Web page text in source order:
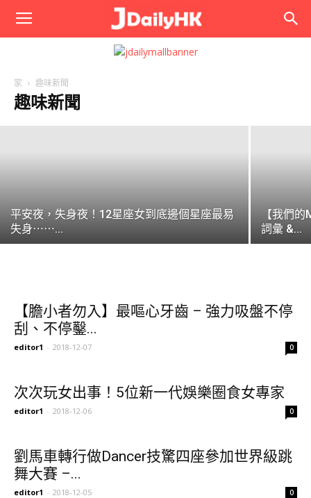
JPhoto
家 趣味新聞
趣味新聞
AV封面 ...
editor - 2019-03-25
平安夜，失身夜！12星座女到底邊個星座最易
失身⋯⋯...
【我們
詞彙 &...
【膽小者勿入】最嘔心牙齒 – 強力吸盤不停
刮、不停鑿...
editor1 - 2018-12-07 0
次次玩女出事！5位新一代娛樂圈食女專家
editor1 - 2018-12-06 0
劉馬車轉行做Dancer技驚四座參加世界級跳
舞大賽 –...
editor1 - 2018-12-05 0